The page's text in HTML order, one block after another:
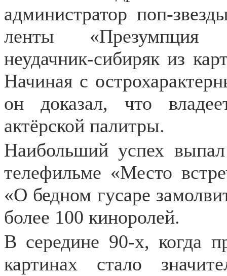
администратор поп-
ленты «Презумпция
неудачник-сибиряк из
Начиная с
он доказал, что
актёрской палитры.
Наибольший успех
телефильме «Место
«О бедном гусаре
более 100 киноролей.
В середине 90-х, когда
картинах стало